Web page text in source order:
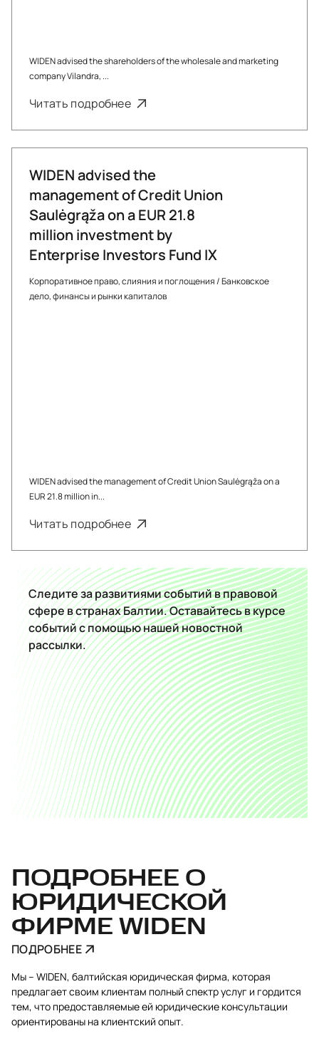
WIDEN advised the shareholders of the wholesale and marketing
company Vilandra, ...
Читать подробнее
WIDEN advised the
management of Credit Union
Saulėgrąža on a EUR 21.8
million investment by
Enterprise Investors Fund IX
Корпоративное право, слияния и поглощения/Банковское
дело, финансы и рынки капиталов
WIDEN advised the management of Credit Union Saulėgrąža on a
EUR 21.8 million in...
Читать подробнее
Следите за развитиями событий в правовой
сфере в странах Балтии. Оставайтесь в курсе
событий с помощью нашей новостной
рассылки.
ПОДРОБНЕЕ О
ЮРИДИЧЕСКОЙ
ФИРМЕ WIDEN
ПОДРОБНЕЕ
Мы – WIDEN, балтийская юридическая фирма, которая
предлагает своим клиентам полный спектр услуг и гордится
тем, что предоставляемые ей юридические консультации
ориентированы на клиентский опыт.